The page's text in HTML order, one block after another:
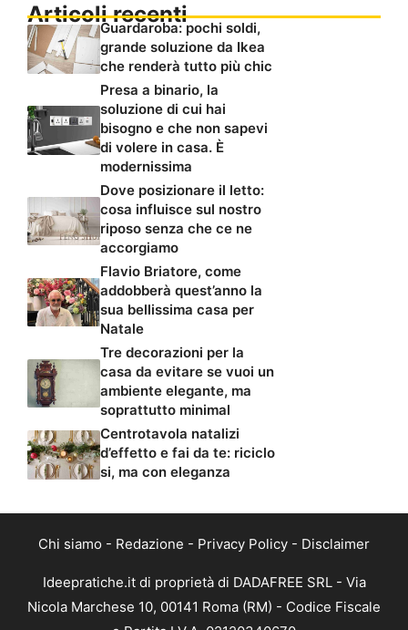
Articoli recenti
Guardaroba: pochi soldi,
grande soluzione da Ikea
che renderà tutto più chic
Presa a binario, la
soluzione di cui hai
bisogno e che non sapevi
di volere in casa. È
modernissima
Dove posizionare il letto:
cosa influisce sul nostro
riposo senza che ce ne
accorgiamo
Flavio Briatore, come
addobberà quest’anno la
sua bellissima casa per
Natale
Tre decorazioni per la
casa da evitare se vuoi un
ambiente elegante, ma
soprattutto minimal
Centrotavola natalizi
d’effetto e fai da te: riciclo
si, ma con eleganza
Chi siamo - Redazione - Privacy Policy - Disclaimer
Ideepratiche.it di proprietà di DADAFREE SRL - Via
Nicola Marchese 10, 00141 Roma (RM) - Codice Fiscale